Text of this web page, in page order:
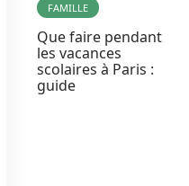
FAMILLE
Que faire pendant
les vacances
scolaires à Paris :
guide